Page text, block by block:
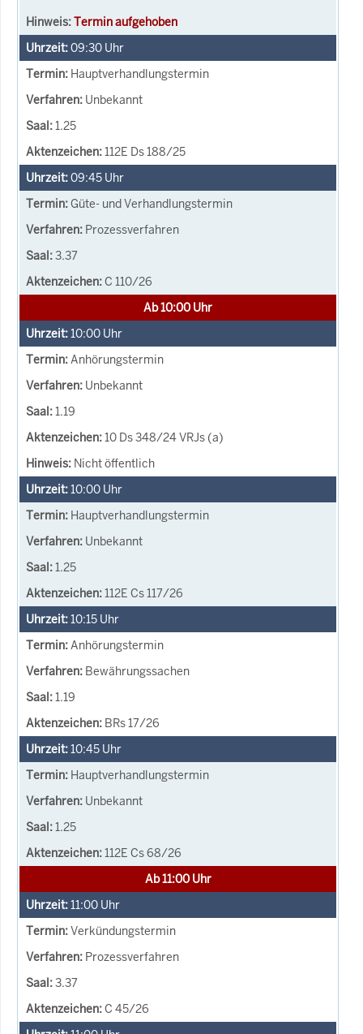
Termin aufgehoben
09:30 Uhr
Hauptverhandlungstermin
Unbekannt
1.25
112E Ds 188/25
09:45 Uhr
Güte- und Verhandlungstermin
Prozessverfahren
3.37
C 110/26
Ab 10:00 Uhr
10:00 Uhr
Anhörungstermin
Unbekannt
1.19
10 Ds 348/24 VRJs (a)
Nicht öffentlich
10:00 Uhr
Hauptverhandlungstermin
Unbekannt
1.25
112E Cs 117/26
10:15 Uhr
Anhörungstermin
Bewährungssachen
1.19
BRs 17/26
10:45 Uhr
Hauptverhandlungstermin
Unbekannt
1.25
112E Cs 68/26
Ab 11:00 Uhr
11:00 Uhr
Verkündungstermin
Prozessverfahren
3.37
C 45/26